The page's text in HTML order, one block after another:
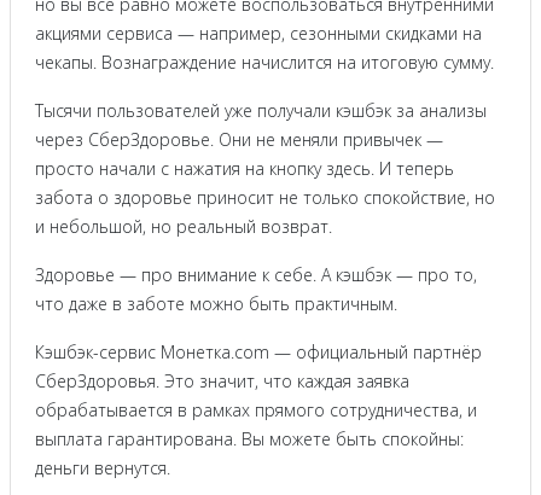
акциями сервиса — например, сезонными скидками на
чекапы. Вознаграждение начислится на итоговую сумму.
Тысячи пользователей уже получали кэшбэк за анализы
через СберЗдоровье. Они не меняли привычек —
просто начали с нажатия на кнопку здесь. И теперь
забота о здоровье приносит не только спокойствие, но
и небольшой, но реальный возврат.
Здоровье — про внимание к себе. А кэшбэк — про то,
что даже в заботе можно быть практичным.
Кэшбэк-сервис Монетка.com — официальный партнёр
СберЗдоровья. Это значит, что каждая заявка
обрабатывается в рамках прямого сотрудничества, и
выплата гарантирована. Вы можете быть спокойны:
деньги вернутся.